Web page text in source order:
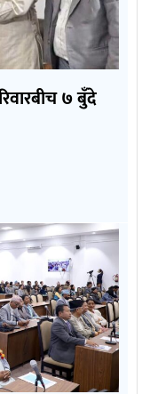
७ बुँदे